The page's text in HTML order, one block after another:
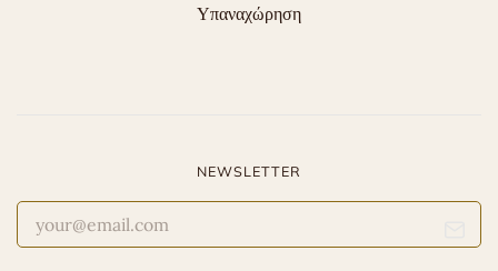
Υπαναχώρηση
NEWSLETTER